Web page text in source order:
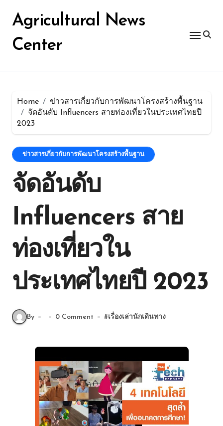
contentAgricultural News
Center
Home
ข่าวสารเกี่ยวกับการพัฒนาโครงสร้างพื้นฐาน
จัดอันดับ Influencers สายท่องเที่ยวในประเทศไทยปี
2023
ข่าวสารเกี่ยวกับการพัฒนาโครงสร้างพื้นฐาน
จัดอันดับ
Influencers สาย
ท่องเที่ยวใน
ประเทศไทยปี 2023
By 0 Comment #เรื่องเล่านักเดินทาง